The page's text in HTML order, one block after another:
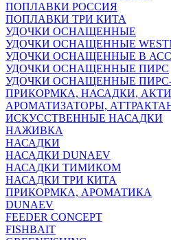
ПОПЛАВКИ РОССИЯ
ПОПЛАВКИ ТРИ КИТА
УДОЧКИ ОСНАЩЕННЫЕ
УДОЧКИ ОСНАЩЕННЫЕ
УДОЧКИ ОСНАЩЕННЫЕ В
УДОЧКИ ОСНАЩЕННЫЕ ПИРС
УДОЧКИ ОСНАЩЕННЫЕ
ПРИКОРМКА, НАСАДКИ,
АРОМАТИЗАТОРЫ,
ИСКУССТВЕННЫЕ НАСАДКИ
НАЖИВКА
НАСАДКИ
НАСАДКИ DUNAEV
НАСАДКИ ТИМИКОМ
НАСАДКИ ТРИ КИТА
ПРИКОРМКА, АРОМАТИКА
DUNAEV
FEEDER CONCEPT
FISHBAIT